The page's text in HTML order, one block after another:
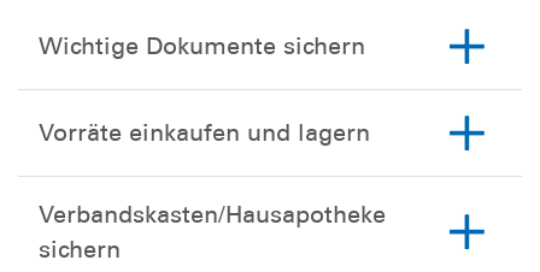
Wichtige Dokumente sichern
Vorräte einkaufen und lagern
Verbandskasten/Hausapotheke
sichern